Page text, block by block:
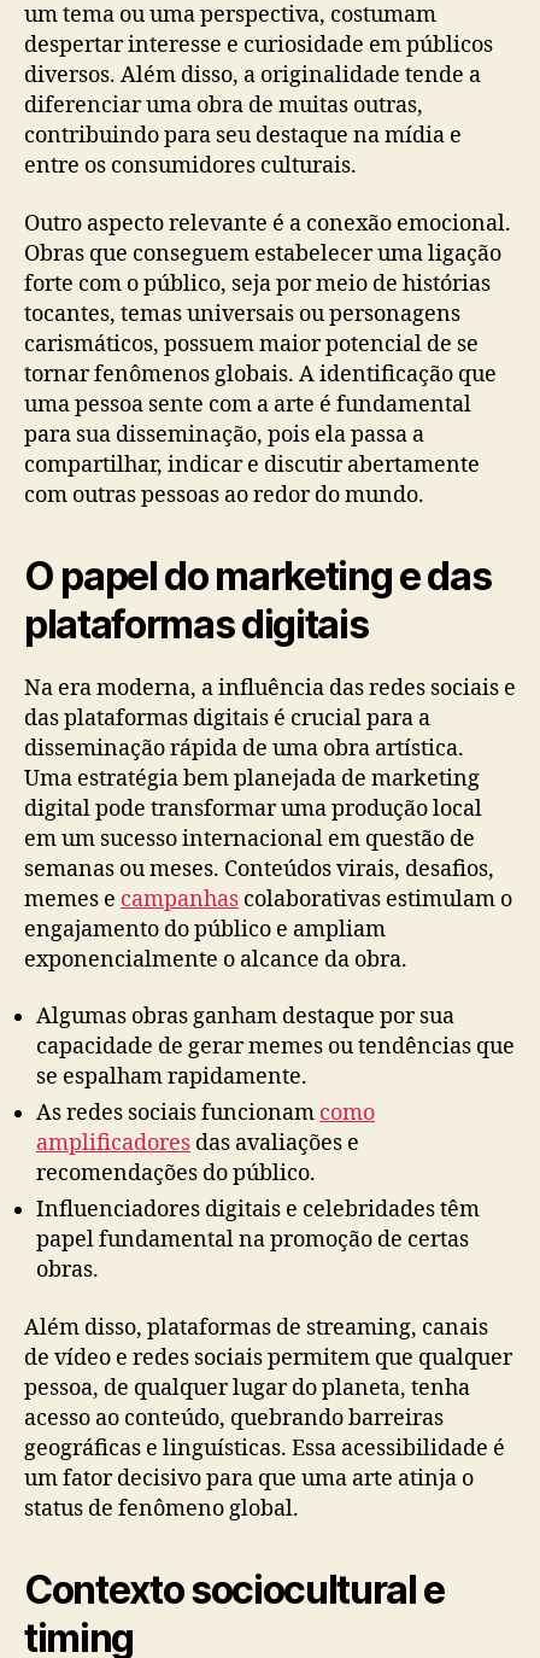
um tema ou uma perspectiva, costumam
despertar interesse e curiosidade em públicos
diversos. Além disso, a originalidade tende a
diferenciar uma obra de muitas outras,
contribuindo para seu destaque na mídia e
entre os consumidores culturais.
Outro aspecto relevante é a conexão emocional.
Obras que conseguem estabelecer uma ligação
forte com o público, seja por meio de histórias
tocantes, temas universais ou personagens
carismáticos, possuem maior potencial de se
tornar fenômenos globais. A identificação que
uma pessoa sente com a arte é fundamental
para sua disseminação, pois ela passa a
compartilhar, indicar e discutir abertamente
com outras pessoas ao redor do mundo.
O papel do marketing e das
plataformas digitais
Na era moderna, a influência das redes sociais e
das plataformas digitais é crucial para a
disseminação rápida de uma obra artística.
Uma estratégia bem planejada de marketing
digital pode transformar uma produção local
em um sucesso internacional em questão de
semanas ou meses. Conteúdos virais, desafios,
memes e campanhas colaborativas estimulam o
engajamento do público e ampliam
exponencialmente o alcance da obra.
Algumas obras ganham destaque por sua
capacidade de gerar memes ou tendências que
se espalham rapidamente.
As redes sociais funcionam como
amplificadores das avaliações e
recomendações do público.
Influenciadores digitais e celebridades têm
papel fundamental na promoção de certas
obras.
Além disso, plataformas de streaming, canais
de vídeo e redes sociais permitem que qualquer
pessoa, de qualquer lugar do planeta, tenha
acesso ao conteúdo, quebrando barreiras
geográficas e linguísticas. Essa acessibilidade é
um fator decisivo para que uma arte atinja o
status de fenômeno global.
Contexto sociocultural e
timing